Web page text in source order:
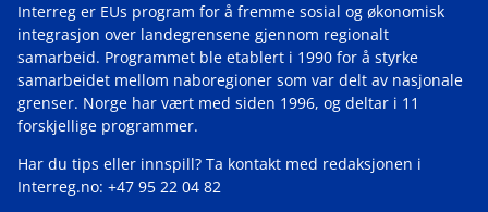
Interreg er EUs program for å fremme sosial og økonomisk
integrasjon over landegrensene gjennom regionalt
samarbeid. Programmet ble etablert i 1990 for å styrke
samarbeidet mellom naboregioner som var delt av nasjonale
grenser. Norge har vært med siden 1996, og deltar i 11
forskjellige programmer.
Har du tips eller innspill? Ta kontakt med redaksjonen i
Interreg.no: +47 95 22 04 82